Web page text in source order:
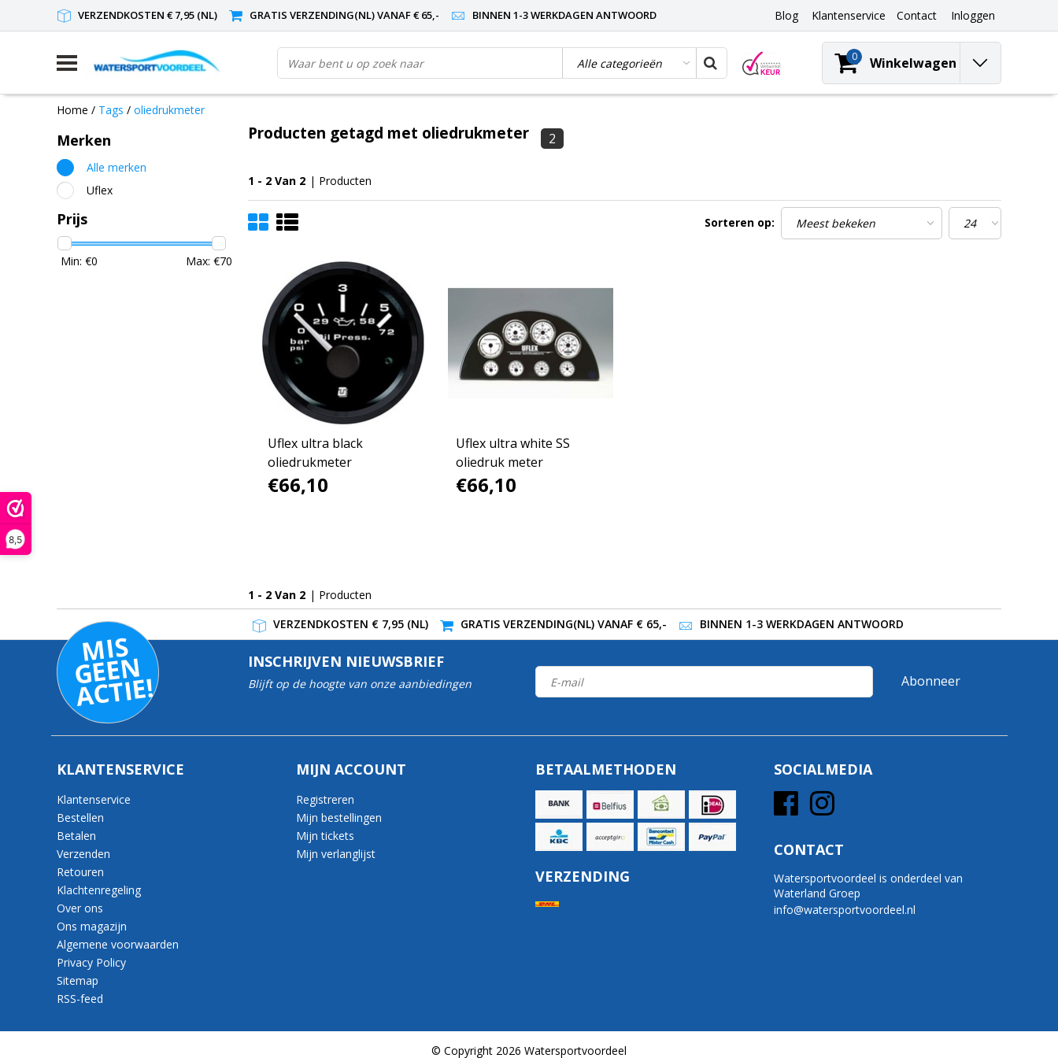
8,5
VERZENDKOSTEN € 7,95 (NL) GRATIS VERZENDING(NL) VANAF € 65,- BINNEN 1-3 WERKDAGEN ANTWOORD Blog Klantenservice Contact Inloggen
0 Winkelwagen
Home / Tags / oliedrukmeter
Merken
Alle merken
Uflex
Prijs
Min: €0 Max: €70
Producten getagd met oliedrukmeter 2
1 - 2 Van 2 | Producten
Sorteren op:
Uflex ultra black
oliedrukmeter
€66,10
Uflex ultra white SS
oliedruk meter
€66,10
1 - 2 Van 2 | Producten
VERZENDKOSTEN € 7,95 (NL)
GRATIS VERZENDING(NL) VANAF € 65,- BINNEN 1-3 WERKDAGEN ANTWOORD
MI
S
G
E
E
N
A
C
TI
E!
INSCHRIJVEN NIEUWSBRIEF
Blijft op de hoogte van onze aanbiedingen Abonneer
KLANTENSERVICE
Klantenservice
Bestellen
Betalen
Verzenden
Retouren
Klachtenregeling
Over ons
Ons magazijn
Algemene voorwaarden
Privacy Policy
Sitemap
RSS-feed
MIJN ACCOUNT
Registreren
Mijn bestellingen
Mijn tickets
Mijn verlanglijst
BETAALMETHODEN
VERZENDING
SOCIALMEDIA
CONTACT
Watersportvoordeel is onderdeel van
Waterland Groep
info@watersportvoordeel.nl
© Copyright 2026 Watersportvoordeel